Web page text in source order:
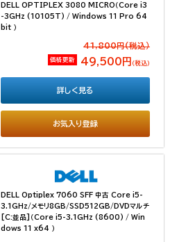
DELL OPTIPLEX 3080 MICRO（Core i3
-3GHz (10105T) / Windows 11 Pro 64
bit ）
41,800円(税込）
価格更新 49,500円 （税込）
お気入り登録
詳しく見る
DELL Optiplex 7060 SFF 中古 Core i5-
3.1GHz/メモリ8GB/SSD512GB/DVDマルチ
[C:並品]（Core i5-3.1GHz (8600) / Win
dows 11 x64 ）